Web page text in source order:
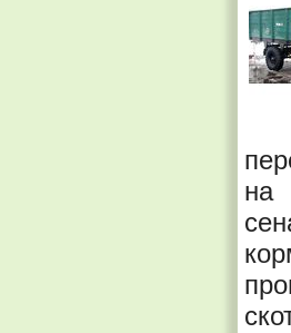
на